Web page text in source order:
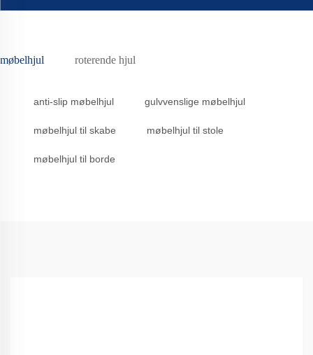
møbelhjul roterende hjul
anti-slip møbelhjul gulvvenslige møbelhjul
møbelhjul til skabe møbelhjul til stole
møbelhjul til borde